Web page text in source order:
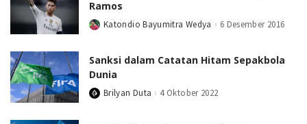
Ramos
PostedKatondio Bayumitra Wedya 6 Desember 2016
Sanksi dalam Catatan Hitam Sepakbola
Dunia
PostedBrilyan Duta 4 Oktober 2022